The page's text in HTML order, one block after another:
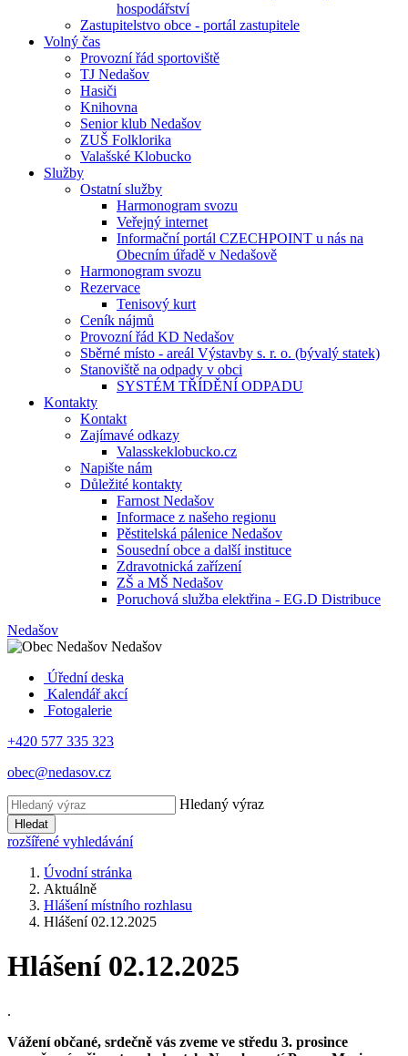
hospodářství
Zastupitelstvo obce - portál zastupitele
Volný čas
Provozní řád sportoviště
TJ Nedašov
Hasiči
Knihovna
Senior klub Nedašov
ZUŠ Folklorika
Valašské Klobucko
Služby
Ostatní služby
Harmonogram svozu
Veřejný internet
Informační portál CZECHPOINT u nás na
Obecním úřadě v Nedašově
Harmonogram svozu
Rezervace
Tenisový kurt
Ceník nájmů
Provozní řád KD Nedašov
Sběrné místo - areál Výstavby s. r. o. (bývalý statek)
Stanoviště na odpady v obci
SYSTÉM TŘÍDĚNÍ ODPADU
Kontakty
Kontakt
Zajímavé odkazy
Valasskeklobucko.cz
Napište nám
Důležité kontakty
Farnost Nedašov
Informace z našeho regionu
Pěstitelská pálenice Nedašov
Sousední obce a další instituce
Zdravotnická zařízení
ZŠ a MŠ Nedašov
Poruchová služba elektřina - EG.D Distribuce
Nedašov
Nedašov
Úřední deska
Kalendář akcí
Fotogalerie
+420 577 335 323
obec@nedasov.cz
Hledaný výraz
Hledat
rozšířené vyhledávání
Úvodní stránka
Aktuálně
Hlášení místního rozhlasu
Hlášení 02.12.2025
Hlášení 02.12.2025
.
Vážení občané, srdečně vás zveme ve středu 3. prosince